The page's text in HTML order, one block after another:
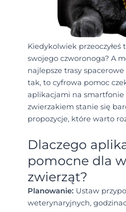
Kiedykolwiek przeoczyłeś
swojego czworonoga? A
najlepsze trasy
tak, to cyfrowa pomoc
aplikacjami na smartfonie
zwierzakiem stanie się
propozycje, które warto
Dlaczego
pomocne dla
zwierząt?
Planowanie: Ustaw
weterynaryjnych,